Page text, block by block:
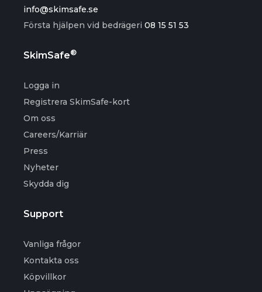
info@skimsafe.se
Första hjälpen vid bedrägeri 08 15 51 53
SkimSafe®
Logga in
Registrera SkimSafe-kort
Om oss
Careers/Karriär
Press
Nyheter
Skydda dig
Support
Vanliga frågor
Kontakta oss
Köpvillkor